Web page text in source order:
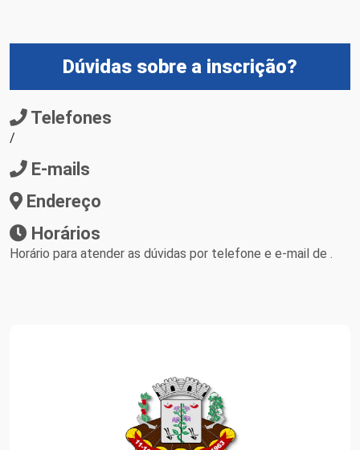
Dúvidas sobre a inscrição?
Telefones
/
E-mails
Endereço
Horários
Horário para atender as dúvidas por telefone e e-mail de .